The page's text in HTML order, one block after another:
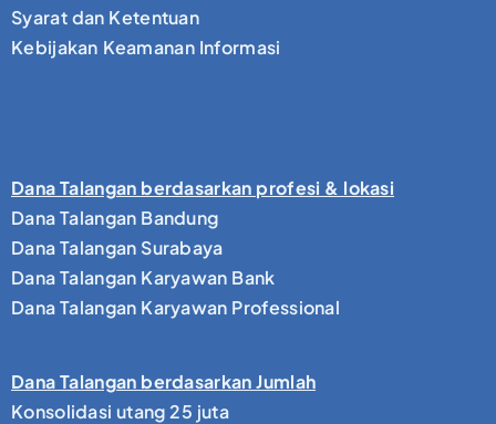
Syarat dan Ketentuan
Kebijakan Keamanan Informasi
Dana Talangan berdasarkan profesi & lokasi
Dana Talangan Bandung
Dana Talangan Surabaya
Dana Talangan Karyawan Bank
Dana Talangan Karyawan Professional
Dana Talangan berdasarkan Jumlah
Konsolidasi utang 25 juta